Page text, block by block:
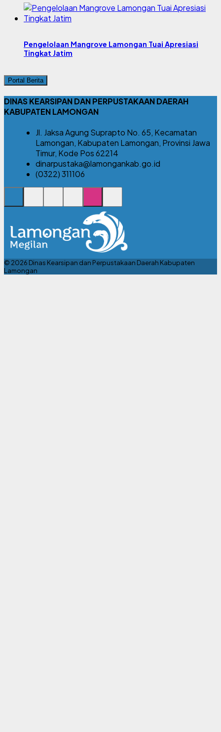
Pengelolaan Mangrove Lamongan Tuai Apresiasi
Tingkat Jatim
Portal Berita
DINAS KEARSIPAN DAN PERPUSTAKAAN DAERAH
KABUPATEN LAMONGAN
Jl. Jaksa Agung Suprapto No. 65, Kecamatan
Lamongan, Kabupaten Lamongan, Provinsi Jawa
Timur, Kode Pos 62214
dinarpustaka@lamongankab.go.id
(0322) 311106
© 2026 Dinas Kearsipan dan Perpustakaan Daerah Kabupaten
Lamongan